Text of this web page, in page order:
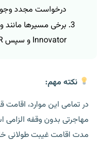
درخواست مجدد
برخی مسیرها مانند
Innovator و سپس ILR هستند.
نکته مهم:
در تمامی این موارد، اقامت
مهاجرتی بدون وقفه
مدت اقامت غیبت طولانی